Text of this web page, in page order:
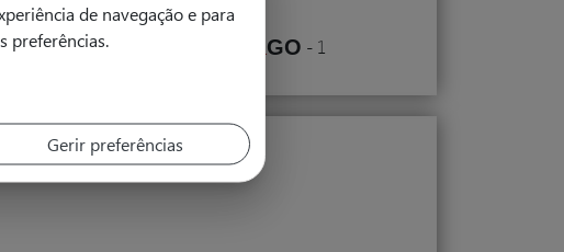
de navegação e para
preferências.
Gerir preferências
janeiro 2026 &GO - 1